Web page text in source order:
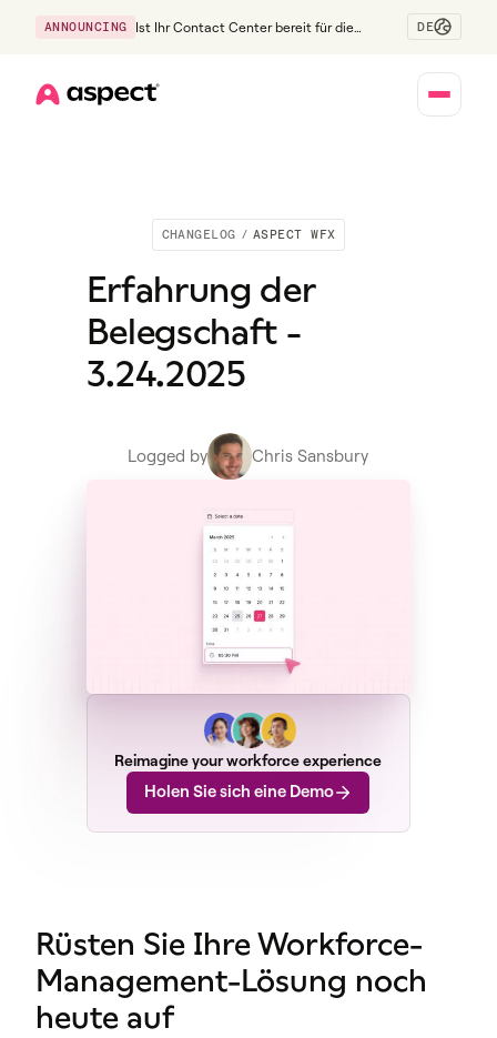
ANNOUNCING
Ist Ihr Contact Center bereit für die
DE
CHANGELOG / ASPECT WFX
Erfahrung der
Belegschaft -
3.24.2025
Logged by Chris Sansbury
Reimagine your workforce experience
Holen Sie sich eine Demo
Rüsten Sie Ihre Workforce-
Management-Lösung noch
heute auf